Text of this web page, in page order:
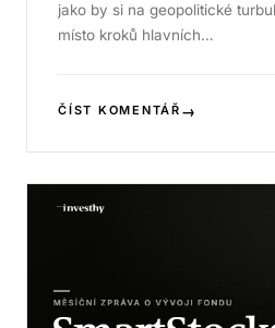
jako by si na geopolitické
místo kroků hlavních…
ČÍST KOMENTÁŘ →